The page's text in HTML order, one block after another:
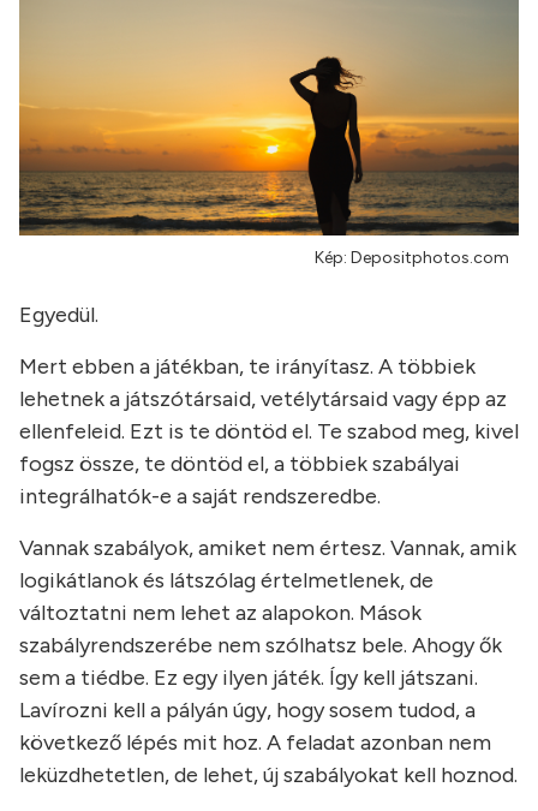
Kép: Depositphotos.com
Egyedül.
Mert ebben a játékban, te irányítasz. A többiek
lehetnek a játszótársaid, vetélytársaid vagy épp az
ellenfeleid. Ezt is te döntöd el. Te szabod meg, kivel
fogsz össze, te döntöd el, a többiek szabályai
integrálhatók-e a saját rendszeredbe.
Vannak szabályok, amiket nem értesz. Vannak, amik
logikátlanok és látszólag értelmetlenek, de
változtatni nem lehet az alapokon. Mások
szabályrendszerébe nem szólhatsz bele. Ahogy ők
sem a tiédbe. Ez egy ilyen játék. Így kell játszani.
Lavírozni kell a pályán úgy, hogy sosem tudod, a
következő lépés mit hoz. A feladat azonban nem
leküzdhetetlen, de lehet, új szabályokat kell hoznod.